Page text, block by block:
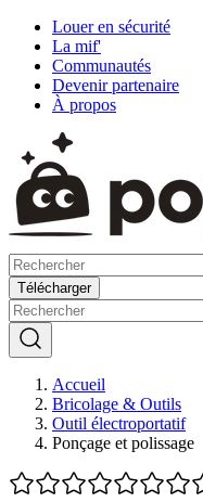
Louer en sécurité
La mif'
Communautés
Devenir partenaire
À propos
Télécharger
Accueil
Bricolage & Outils
Outil électroportatif
Ponçage et polissage